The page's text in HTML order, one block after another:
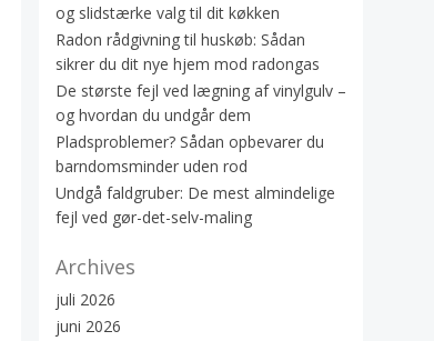
og slidstærke valg til dit køkken
Radon rådgivning til huskøb: Sådan
sikrer du dit nye hjem mod radongas
De største fejl ved lægning af vinylgulv –
og hvordan du undgår dem
Pladsproblemer? Sådan opbevarer du
barndomsminder uden rod
Undgå faldgruber: De mest almindelige
fejl ved gør-det-selv-maling
Archives
juli 2026
juni 2026